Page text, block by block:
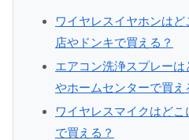
ワイヤレスイヤホンは
店やドンキで買える？
エアコン洗浄スプレー
やホームセンターで買え
ワイヤレスマイクはど
で買える？